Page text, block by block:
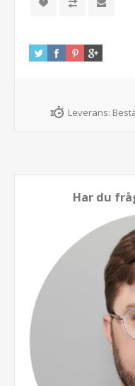
Leverans:
Har du